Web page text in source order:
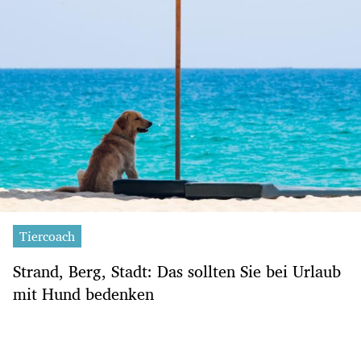
Tiercoach
Strand, Berg, Stadt: Das sollten Sie bei Urlaub
mit Hund bedenken